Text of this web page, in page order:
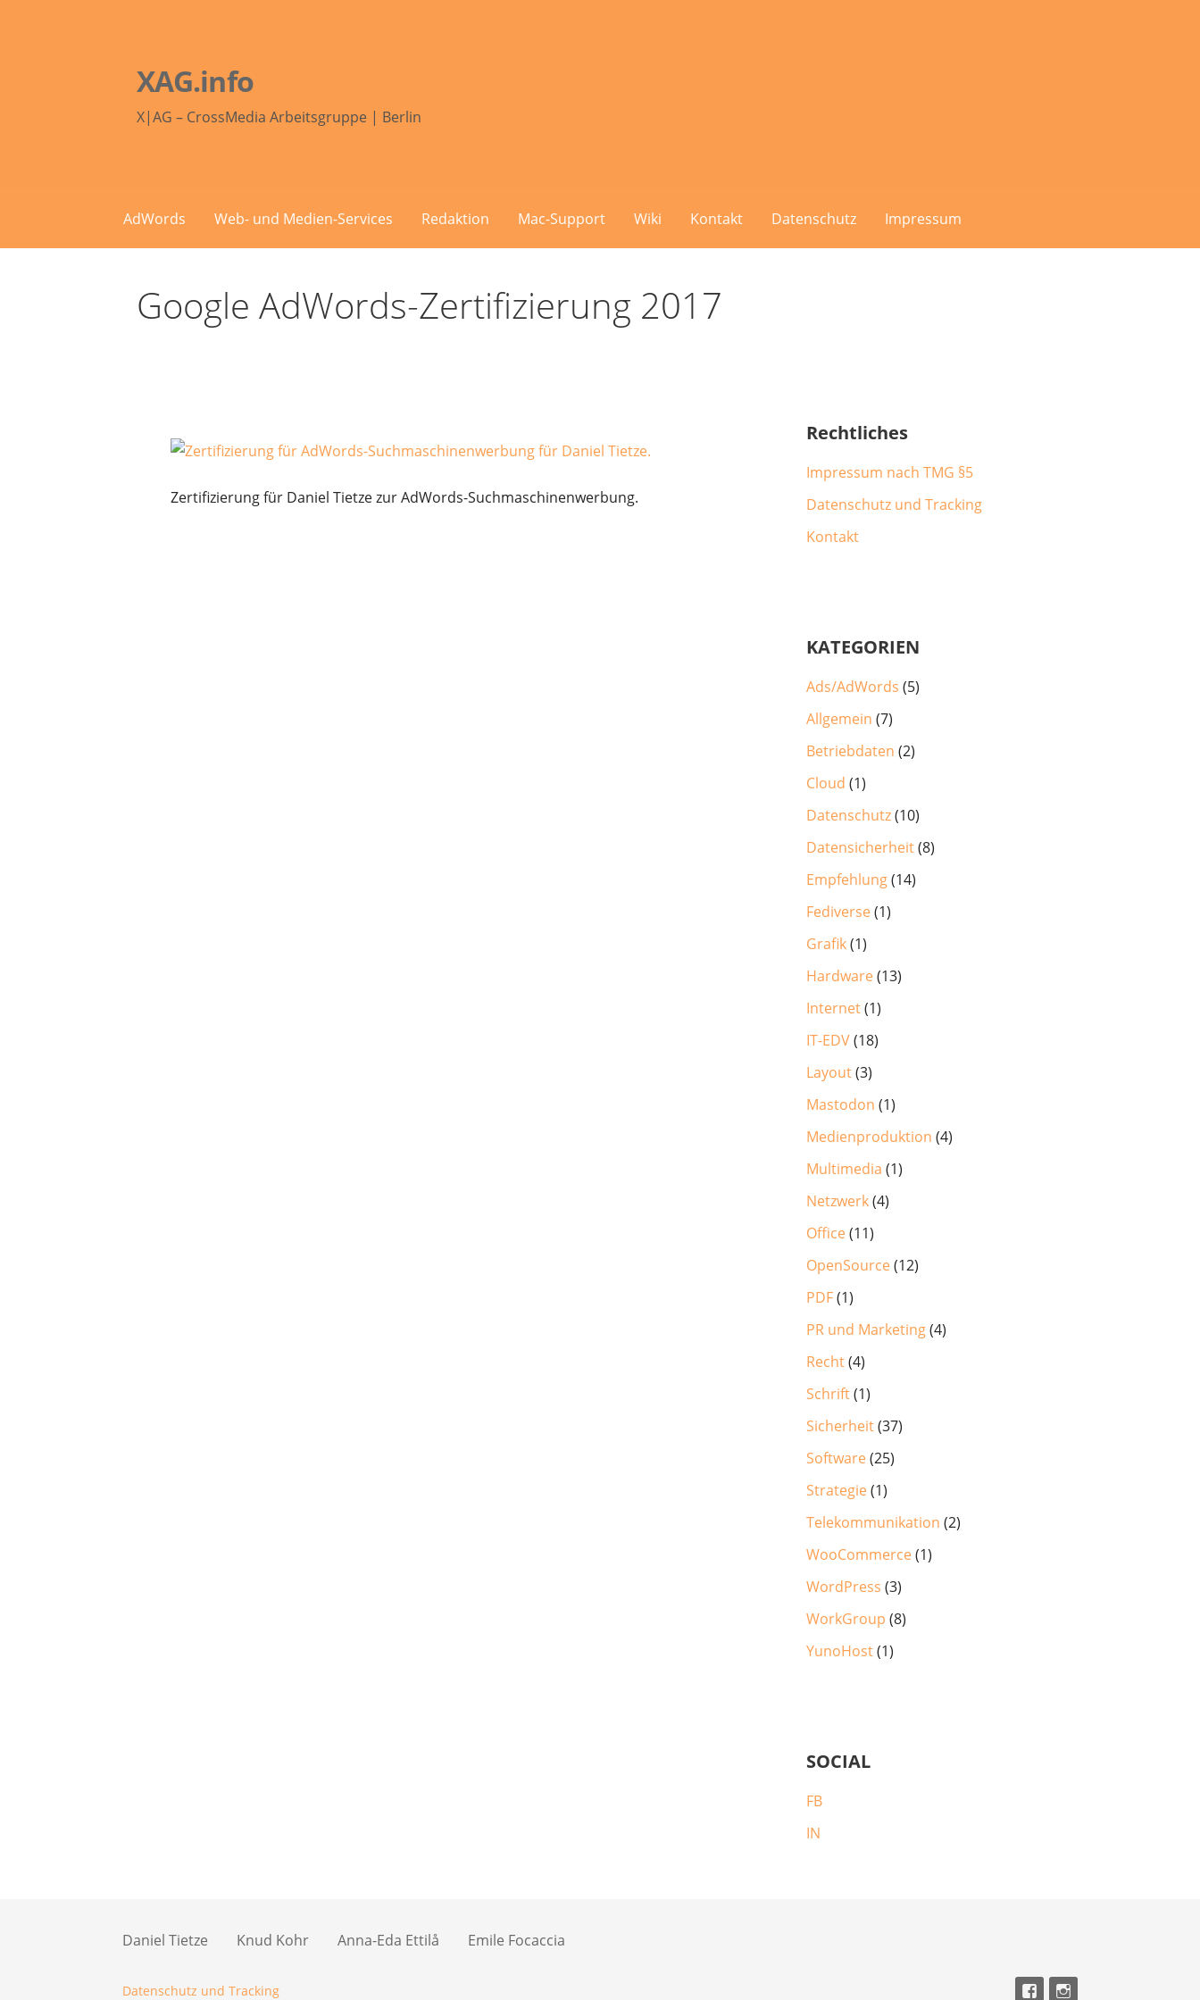
XAG.info
X|AG – CrossMedia Arbeitsgruppe | Berlin
AdWords Web- und Medien-Services Redaktion Mac-Support Wiki Kontakt Datenschutz Impressum
Google AdWords-Zertifizierung 2017
Zertifizierung für Daniel Tietze zur AdWords-Suchmaschinenwerbung.
Rechtliches
Impressum nach TMG §5
Datenschutz und Tracking
Kontakt
KATEGORIEN
Ads/AdWords (5)
Allgemein (7)
Betriebdaten (2)
Cloud (1)
Datenschutz(10)
Datensicherheit(8)
Empfehlung(14)
Fediverse(1)
Grafik(1)
Hardware(13)
Internet(1)
IT-EDV(18)
Layout(3)
Mastodon (1)
Medienproduktion (4)
Multimedia (1)
Netzwerk(4)
Office(11)
OpenSource(12)
PDF(1)
PR und Marketing(4)
Recht(4)
Schrift(1)
Sicherheit(37)
Software(25)
Strategie(1)
Telekommunikation (2)
WooCommerce(1)
WordPress (3)
WorkGroup (8)
YunoHost(1)
SOCIAL
FB
IN
Daniel Tietze Knud Kohr Anna-Eda Ettilå Emile Focaccia
Datenschutz und Tracking